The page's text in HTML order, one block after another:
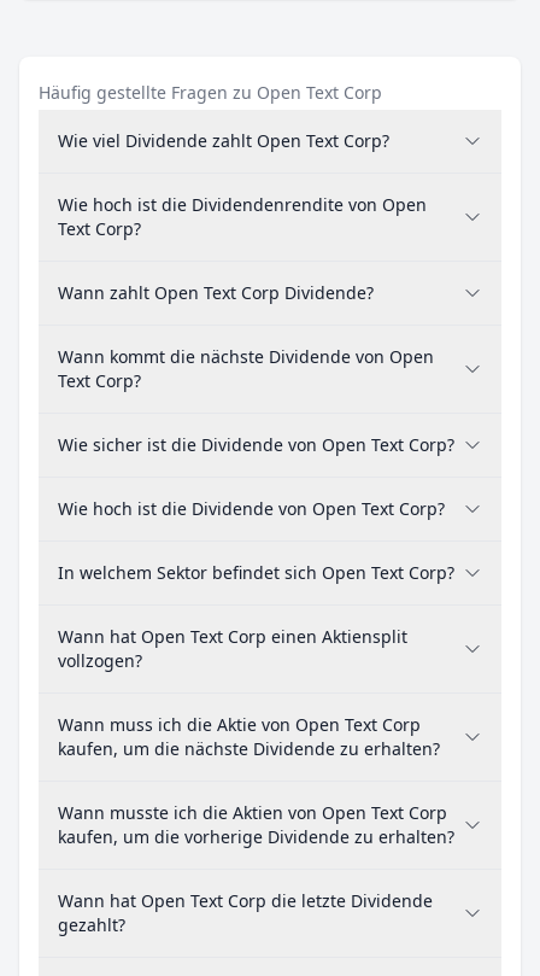
Häufig gestellte Fragen zu Open Text Corp
Wie viel Dividende zahlt Open Text Corp?
Wie hoch ist die Dividendenrendite von Open
Text Corp?
Wann zahlt Open Text Corp Dividende?
Wann kommt die nächste Dividende von Open
Text Corp?
Wie sicher ist die Dividende von Open Text Corp?
Wie hoch ist die Dividende von Open Text Corp?
In welchem Sektor befindet sich Open Text Corp?
Wann hat Open Text Corp einen Aktiensplit
vollzogen?
Wann muss ich die Aktie von Open Text Corp
kaufen, um die nächste Dividende zu erhalten?
Wann musste ich die Aktien von Open Text Corp
kaufen, um die vorherige Dividende zu erhalten?
Wann hat Open Text Corp die letzte Dividende
gezahlt?